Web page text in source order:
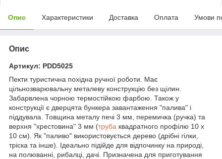
Опис Характеристики Доставка Оплата Умови
Опис
Артикул: PDD5025
Пекти туристична похідна ручної роботи. Має
цільнозварювальну металеву конструкцію без щілин.
Забарвлена чорною термостійкою фарбою. Також у
конструкції є дверцята бункера завантаження "палива" і
піддувала. Товщина металу печі 3 мм, перемичка (ручка) та
верхня "хрестовина" 3 мм (труба квадратного профілю 10 х
10 см). Як "паливо" використовується дерево (дрібні гілки,
тріска та інше). Ідеально підійде для відпочинку на природі,
на полюванні, рибалці, дачі. Призначена для приготування